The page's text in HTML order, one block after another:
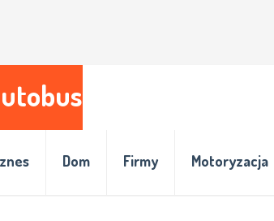
Dom Firmy Motoryzacja